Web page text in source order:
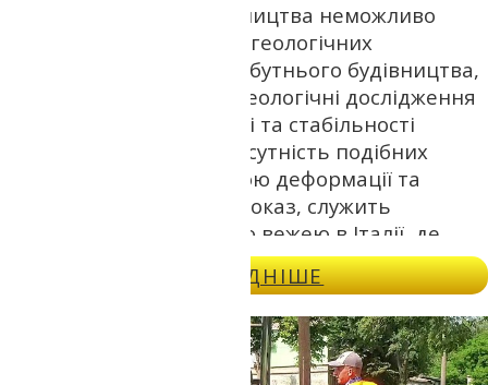
В епоху сучасного будівництва неможливо
обійтися без інженерно-геологічних
досліджень ділянки майбутнього будівництва,
адже якісні інженерно-геологічні дослідження
– запорука довговічності та стабільності
майбутньої споруди. Відсутність подібних
досліджень веде за собою деформації та
руйнування будівлі, на доказ, служить
прикладом з Пізанською вежею в Італії, де
споруда була здійснена на дуже неоднорідні
ґрунти без урахування їх властивостей, що
призвело до загальновідомих наслідків. Саме у
нашій компанії Ви зможете знайти якісне
виконання інженерно-геологічних послуг
ДОКЛАДНІШЕ